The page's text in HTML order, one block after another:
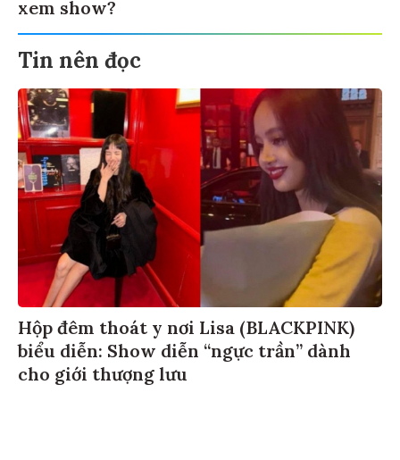
xem show?
Tin nên đọc
Hộp đêm thoát y nơi Lisa (BLACKPINK)
biểu diễn: Show diễn “ngực trần” dành
cho giới thượng lưu